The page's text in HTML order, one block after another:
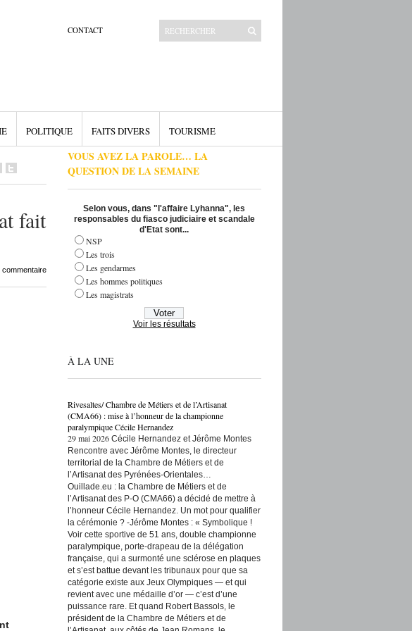
CONTACT
POLITIQUE FAITS DIVERS TOURISME
fait
commentaire
VOUS AVEZ LA PAROLE… LA
QUESTION DE LA SEMAINE
Selon vous, dans "l'affaire Lyhanna", les
responsables du fiasco judiciaire et scandale
d'Etat sont...
NSP
Les trois
Les gendarmes
Les hommes politiques
Les magistrats
Voir les résultats
À LA UNE
Rivesaltes/ Chambre de Métiers et de l’Artisanat
(CMA66) : mise à l’honneur de la championne
paralympique Cécile Hernandez
29 mai 2026 Cécile Hernandez et Jérôme Montes
Rencontre avec Jérôme Montes, le directeur
territorial de la Chambre de Métiers et de
l’Artisanat des Pyrénées-Orientales…
Ouillade.eu : la Chambre de Métiers et de
l’Artisanat des P-O (CMA66) a décidé de mettre à
l’honneur Cécile Hernandez. Un mot pour qualifier
la cérémonie ? -Jérôme Montes : « Symbolique !
Voir cette sportive de 51 ans, double championne
paralympique, porte-drapeau de la délégation
française, qui a surmonté une sclérose en plaques
et s’est battue devant les tribunaux pour que sa
catégorie existe aux Jeux Olympiques — et qui
revient avec une médaille d’or — c’est d’une
puissance rare. Et quand Robert Bassols, le
président de la Chambre de Métiers et de